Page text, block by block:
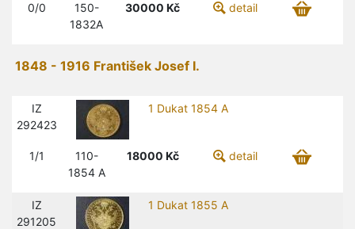
0/0
150-
1832A
30000 Kč detail
1848 - 1916 František Josef I.
IZ
292423
1 Dukat 1854 A
1/1
110-
1854 A
18000 Kč detail
IZ
291205
1 Dukat 1855 A